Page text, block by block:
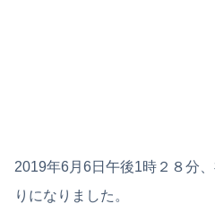
2019年6月6日午後1時２８分
りになりました。